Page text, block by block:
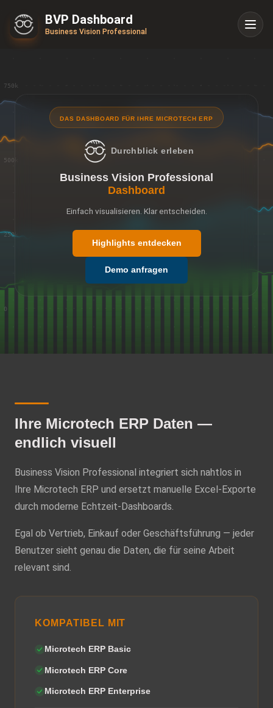
BVP Dashboard
Business Vision Professional
DAS DASHBOARD FÜR IHRE MICROTECH ERP
Durchblick erleben
Business Vision Professional
Dashboard
Einfach visualisieren. Klar entscheiden.
Highlights entdecken
Demo anfragen
Ihre Microtech ERP Daten —
endlich visuell
Business Vision Professional integriert sich nahtlos in
Ihre Microtech ERP und ersetzt manuelle Excel-Exporte
durch moderne Echtzeit-Dashboards.
Egal ob Vertrieb, Einkauf oder Geschäftsführung — jeder
Benutzer sieht genau die Daten, die für seine Arbeit
relevant sind.
KOMPATIBEL MIT
Microtech ERP Basic
Microtech ERP Core
Microtech ERP Enterprise